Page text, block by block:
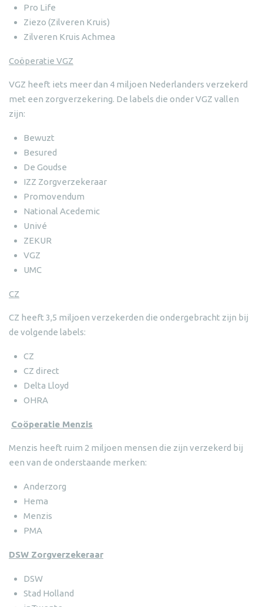
Pro Life
Ziezo (Zilveren Kruis)
Zilveren Kruis Achmea
Coöperatie VGZ
VGZ heeft iets meer dan 4 miljoen Nederlanders verzekerd
met een zorgverzekering. De labels die onder VGZ vallen
zijn:
Bewuzt
Besured
De Goudse
IZZ Zorgverzekeraar
Promovendum
National Acedemic
Univé
ZEKUR
VGZ
UMC
CZ
CZ heeft 3,5 miljoen verzekerden die ondergebracht zijn bij
de volgende labels:
CZ
CZ direct
Delta Lloyd
OHRA
Coöperatie Menzis
Menzis heeft ruim 2 miljoen mensen die zijn verzekerd bij
een van de onderstaande merken:
Anderzorg
Hema
Menzis
PMA
DSW Zorgverzekeraar
DSW
Stad Holland